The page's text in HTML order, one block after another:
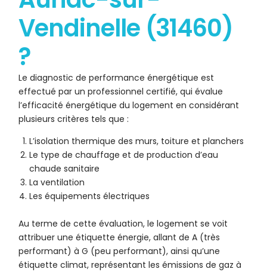
Vendinelle (31460)
?
Le diagnostic de performance énergétique est
effectué par un professionnel certifié, qui évalue
l’efficacité énergétique du logement en considérant
plusieurs critères tels que :
L’isolation thermique des murs, toiture et planchers
Le type de chauffage et de production d’eau
chaude sanitaire
La ventilation
Les équipements électriques
Au terme de cette évaluation, le logement se voit
attribuer une étiquette énergie, allant de A (très
performant) à G (peu performant), ainsi qu’une
étiquette climat, représentant les émissions de gaz à